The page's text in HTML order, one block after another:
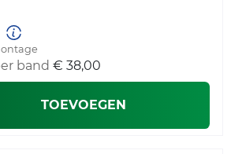
band € 38,00
TOEVOEGEN